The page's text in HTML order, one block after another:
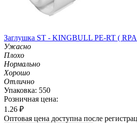
Заглушка ST - KINGBULL PE-RT (
Ужасно
Плохо
Нормально
Хорошо
Отлично
Упаковка: 550
Розничная цена:
1.26 ₽
Оптовая цена доступна после